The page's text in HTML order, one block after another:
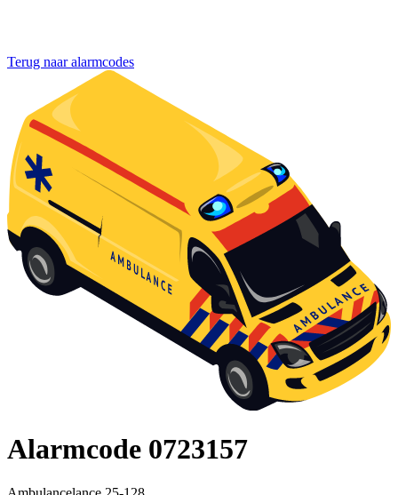
Terug naar alarmcodes
Alarmcode 0723157